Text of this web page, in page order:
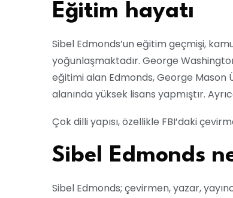
Eğitim hayatı
Sibel Edmonds’un eğitim geçmişi,
yoğunlaşmaktadır. George
eğitimi alan Edmonds, George Mason
alanında yüksek lisans yapmıştır.
Çok dilli yapısı, özellikle FBI’daki
Sibel Edmonds
Sibel Edmonds; çevirmen, yazar,